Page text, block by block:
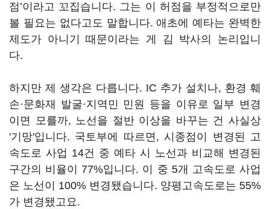
점’이라고 꼬집습니다. 그는 이 허점을 부정적으로만
볼 필요는 없다고도 말합니다. 애초에 예타는 완벽한
제도가 아니기 때문이라는 게 김 박사의 논리입니
다.
하지만 제 생각은 다릅니다. IC 추가 설치나, 환경 훼
손·문화재 발굴·지역민 민원 등을 이유로 일부 변경
이면 모를까, 노선을 절반 이상을 바꾸는 건 사실상
'기망'입니다. 국토부에 따르면, 시종점이 변경된 고
속도로 사업 14건 중 예타 시 노선과 비교해 변경된
구간의 비율이 77%입니다. 이 중 5개 고속도로 사업
은 노선이 100% 변경됐습니다. 양평고속도로는 55%
가 변경됐고요.